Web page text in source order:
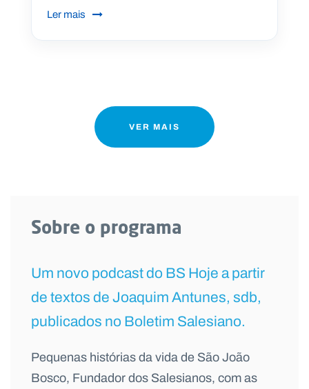
Ler mais
VER MAIS
Sobre o programa
Um novo podcast do BS Hoje a partir
de textos de Joaquim Antunes, sdb,
publicados no Boletim Salesiano.
Pequenas histórias da vida de São João
Bosco, Fundador dos Salesianos, com as